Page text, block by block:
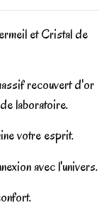
et Cristal de
recouvert d'or
laboratoire.
votre esprit.
avec l'univers.